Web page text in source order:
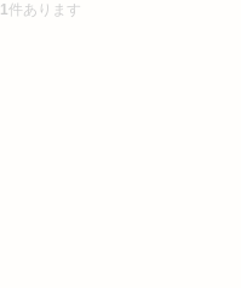
1件あります